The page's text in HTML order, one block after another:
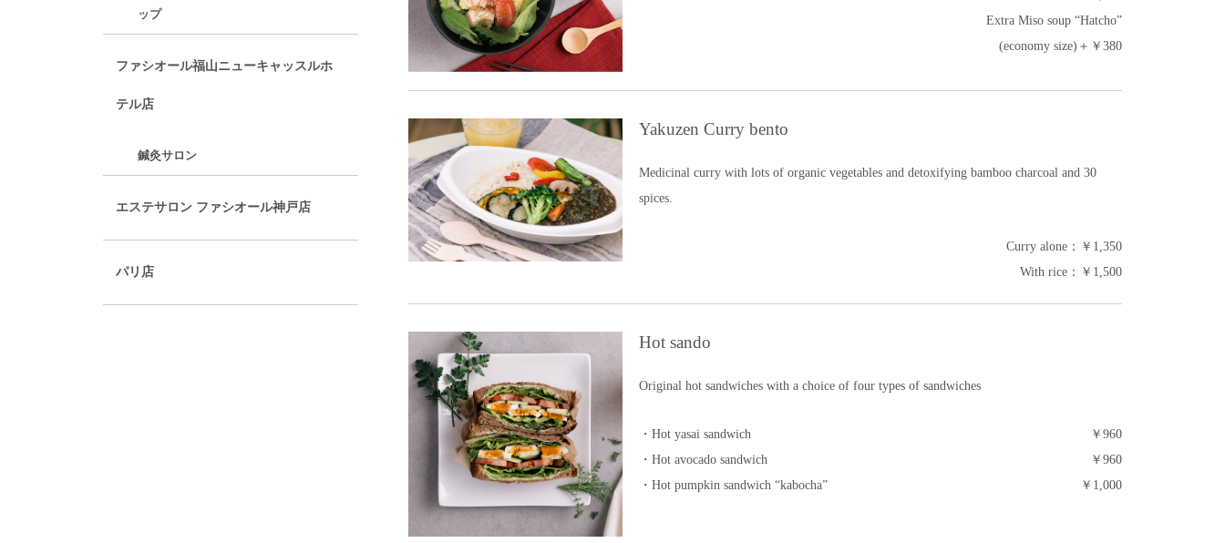
Extra Miso soup “Hatcho”
(economy size)＋￥380
Yakuzen Curry bento
Medicinal curry with lots of organic vegetables and detoxifying bamboo charcoal and 30
spices.
Curry alone：￥1,350
With rice：￥1,500
Hot sando
Original hot sandwiches with a choice of four types of sandwiches
・Hot yasai sandwich
￥960
・Hot avocado sandwich
￥960
・Hot pumpkin sandwich “kabocha”
￥1,000
ップ
ファシオール福山ニューキャッスルホ
テル店
鍼灸サロン
エステサロン ファシオール神戸店
パリ店